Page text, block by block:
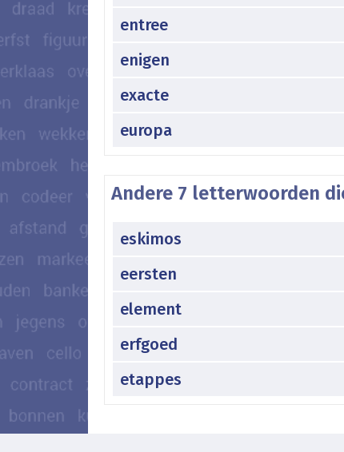
entree
enigen
exacte
europa
Andere 7 letterwoorden
eskimos
eersten
element
erfgoed
etappes